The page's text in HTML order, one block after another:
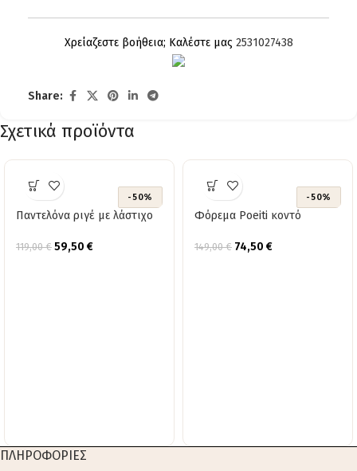
Χρείαζεστε βοήθεια; Καλέστε μας 2531027438
Share:
Σχετικά προϊόντα
-50%
Παντελόνα ριγέ με λάστιχο
119,00€ 59,50 €
-50%
Φόρεμα Poeiti κοντό
149,00€ 74,50 €
ΠΛΗΡΟΦΟΡΙΕΣ